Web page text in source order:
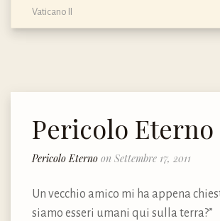
Vaticano II
Pericolo Eterno
Pericolo Eterno on Settembre 17, 2011
Un vecchio amico mi ha appena
siamo esseri umani qui sulla terra?”